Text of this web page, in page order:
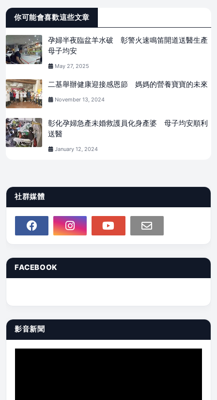
你可能會喜歡這些文章
孕婦半夜臨盆羊水破 彰警火速鳴笛開道送醫生產
母子均安
May 27, 2025
二基舉辦健康迎接感恩節 媽媽的營養寶寶的未來
November 13, 2024
彰化孕婦急產未婚救護員化身產婆 母子均安順利
送醫
January 12, 2024
社群媒體
FACEBOOK
影音新聞